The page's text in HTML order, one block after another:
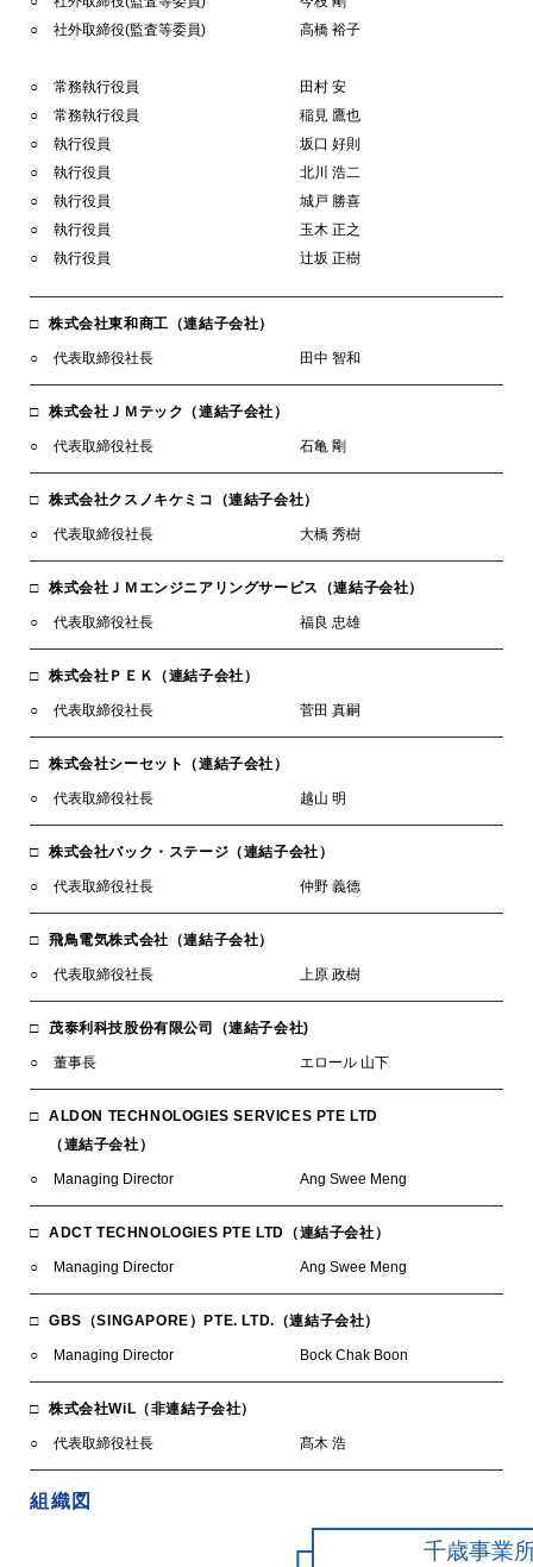
社外取締役(監査等委員)
高橋 裕子
常務執行役員
田村 安
常務執行役員
稲見 鷹也
執行役員
坂口 好則
執行役員
北川 浩二
執行役員
城戸 勝喜
執行役員
玉木 正之
執行役員
辻坂 正樹
株式会社東和商工（連結子会社）
代表取締役社長 田中 智和
株式会社ＪＭテック（連結子会社）
代表取締役社長 石亀 剛
株式会社クスノキケミコ（連結子会社）
代表取締役社長 大橋 秀樹
株式会社ＪＭエンジニアリングサービス（連結子会社）
代表取締役社長 福良 忠雄
株式会社ＰＥＫ（連結子会社）
代表取締役社長 菅田 真嗣
株式会社シーセット（連結子会社）
代表取締役社長 越山 明
株式会社バック・ステージ（連結子会社）
代表取締役社長 仲野 義德
飛鳥電気株式会社（連結子会社）
代表取締役社長 上原 政樹
茂泰利科技股份有限公司（連結子会社)
董事長 エロール 山下
ALDON TECHNOLOGIES SERVICES PTE LTD
（連結子会社）
Managing Director Ang Swee Meng
ADCT TECHNOLOGIES PTE LTD（連結子会社）
Managing Director Ang Swee Meng
GBS（SINGAPORE）PTE. LTD.（連結子会社）
Managing Director Bock Chak Boon
株式会社WiL（非連結子会社）
代表取締役社長 髙木 浩
組織図